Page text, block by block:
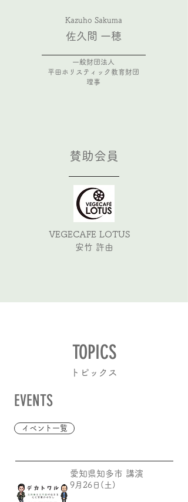
Kazuho Sakuma
佐久間 一穂
一般財団法人
平田ホリスティック教育財団
理事
賛助会員
VEGECAFE LOTUS
安竹 許由
TOPICS
トピックス
EVENTS
イベント一覧
愛知県知多市 講演
9月26日(土)